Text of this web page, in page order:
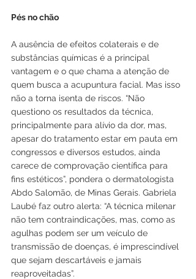
Pés no chão
A ausência de efeitos colaterais e de
substâncias químicas é a principal
vantagem e o que chama a atenção de
quem busca a acupuntura facial. Mas isso
não a torna isenta de riscos. “Não
questiono os resultados da técnica,
principalmente para alívio da dor, mas,
apesar do tratamento estar em pauta em
congressos e diversos estudos, ainda
carece de comprovação científica para
fins estéticos”, pondera o dermatologista
Abdo Salomão, de Minas Gerais. Gabriela
Laubé faz outro alerta: “A técnica milenar
não tem contraindicações, mas, como as
agulhas podem ser um veículo de
transmissão de doenças, é imprescindível
que sejam descartáveis e jamais
reaproveitadas”.